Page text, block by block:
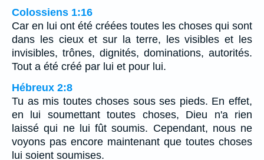
Colossiens 1:16
Car en lui ont été créées toutes les choses qui sont
dans les cieux et sur la terre, les visibles et les
invisibles, trônes, dignités, dominations, autorités.
Tout a été créé par lui et pour lui.
Hébreux 2:8
Tu as mis toutes choses sous ses pieds. En effet,
en lui soumettant toutes choses, Dieu n'a rien
laissé qui ne lui fût soumis. Cependant, nous ne
voyons pas encore maintenant que toutes choses
lui soient soumises.